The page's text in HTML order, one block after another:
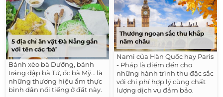
5 địa chỉ ăn vặt Đà Nẵng gắn
với tên các ‘bà’
Bánh xèo bà Dưỡng, bánh
tráng đập bà Tứ, ốc bà Mỹ… là
những thương hiệu ẩm thực
bình dân nổi tiếng ở đất này.
Thưởng ngoạn sắc thu khắp
năm châu
Nami của Hàn Quốc hay Paris
- Pháp là điểm đến cho
những hành trình thu đặc sắc
với chi phí hợp lý cùng chất
lượng dịch vụ đảm bảo.